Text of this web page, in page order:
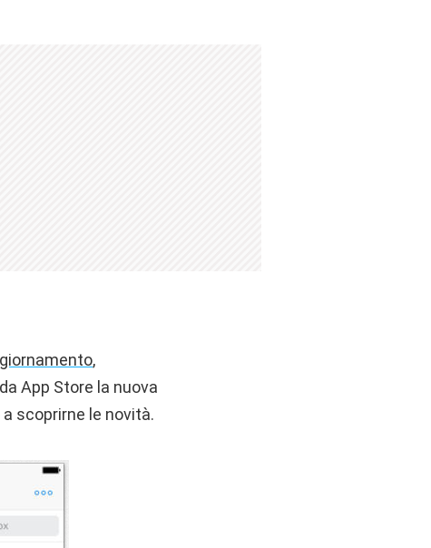
,
App Store la nuova
scoprirne le novità.